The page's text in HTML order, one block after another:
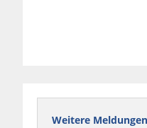
Weitere